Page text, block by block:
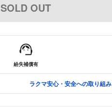
SOLD OUT
紛失補償有
ラクマ安心・安全への取り組み